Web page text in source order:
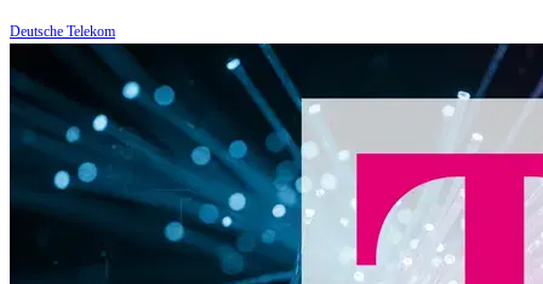
Deutsche Telekom